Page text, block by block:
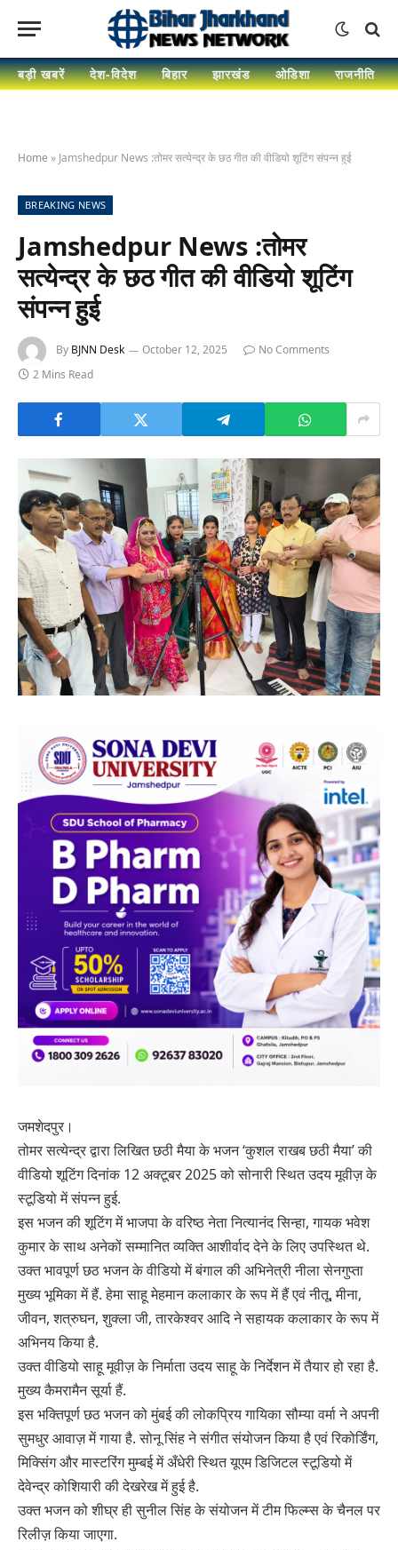
बड़ी खबरें देश-विदेश बिहार झारखंड ओडिशा राजनीति
Home » Jamshedpur News :तोमर सत्येन्द्र के छठ गीत की वीडियो शूटिंग संपन्न हुई
BREAKING NEWS
Jamshedpur News :तोमर
सत्येन्द्र के छठ गीत की वीडियो शूटिंग
संपन्न हुई
By BJNN Desk October 12, 2025
No Comments
2 Mins Read
जमशेदपुर।
तोमर सत्येन्द्र द्वारा लिखित छठी मैया के भजन ‘कुशल राखब छठी मैया’ की
वीडियो शूटिंग दिनांक 12 अक्टूबर 2025 को सोनारी स्थित उदय मूवीज़ के
स्टूडियो में संपन्न हुई.
इस भजन की शूटिंग में भाजपा के वरिष्ठ नेता नित्यानंद सिन्हा, गायक भवेश
कुमार के साथ अनेकों सम्मानित व्यक्ति आशीर्वाद देने के लिए उपस्थित थे.
उक्त भावपूर्ण छठ भजन के वीडियो में बंगाल की अभिनेत्री नीला सेनगुप्ता
मुख्य भूमिका में हैं. हेमा साहू मेहमान कलाकार के रूप में हैं एवं नीतू, मीना,
जीवन, शत्रुघन, शुक्ला जी, तारकेश्वर आदि ने सहायक कलाकार के रूप में
अभिनय किया है.
उक्त वीडियो साहू मूवीज़ के निर्माता उदय साहू के निर्देशन में तैयार हो रहा है.
मुख्य कैमरामैन सूर्या हैं.
इस भक्तिपूर्ण छठ भजन को मुंबई की लोकप्रिय गायिका सौम्या वर्मा ने अपनी
सुमधुर आवाज़ में गाया है. सोनू सिंह ने संगीत संयोजन किया है एवं रिकोर्डिंग,
मिक्सिंग और मास्टरिंग मुम्बई में अँधेरी स्थित यूएम डिजिटल स्टूडियो में
देवेन्द्र कोशियारी की देखरेख में हुई है.
उक्त भजन को शीघ्र ही सुनील सिंह के संयोजन में टीम फिल्म्स के चैनल पर
रिलीज़ किया जाएगा.